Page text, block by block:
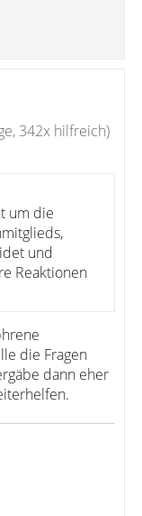
342x hilfreich)
um die
und
Reaktionen
die Fragen
dann eher